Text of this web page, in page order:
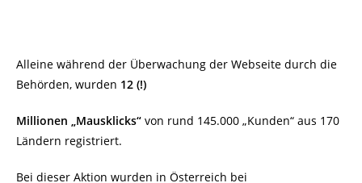
Alleine während der Überwachung der Webseite durch die
Behörden, wurden 12 (!)
Millionen „Mausklicks“ von rund 145.000 „Kunden“ aus 170
Ländern registriert.
Bei dieser Aktion wurden in Österreich bei